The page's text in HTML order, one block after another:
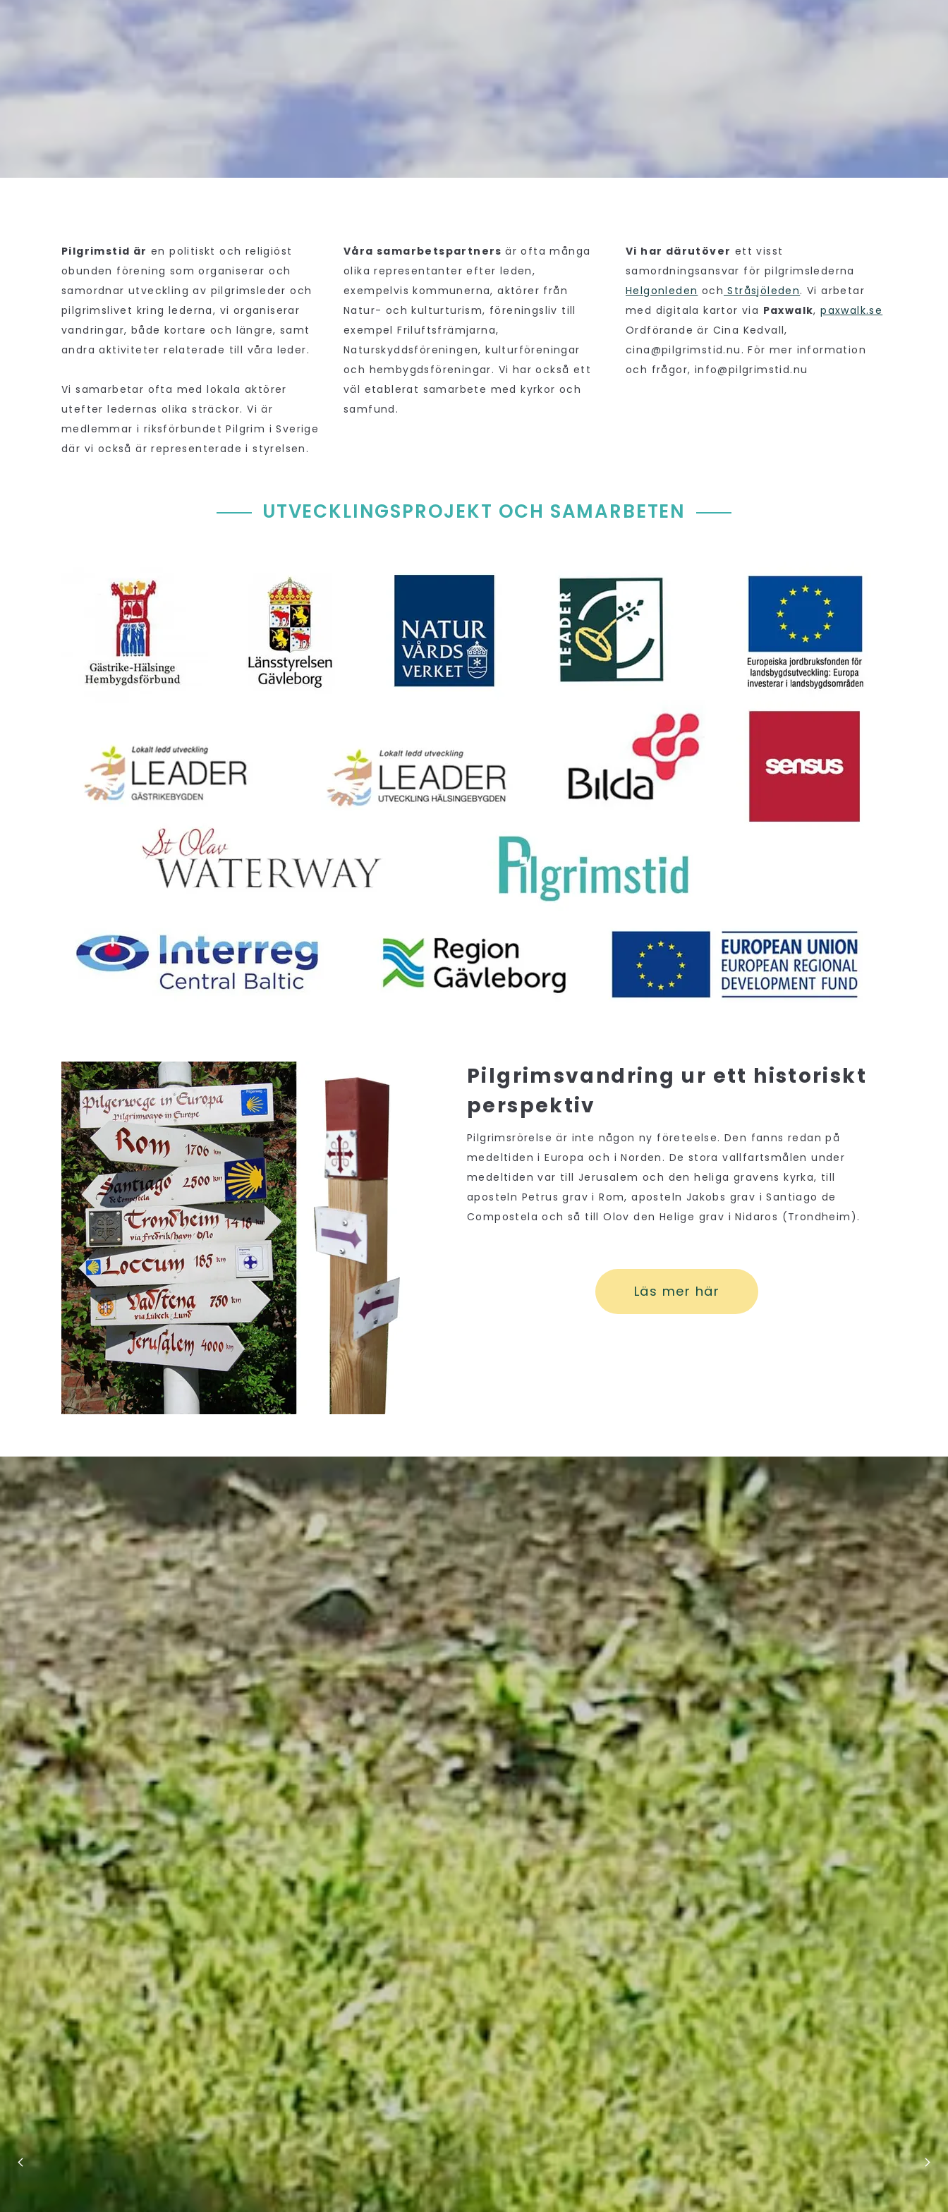
Pilgrimstid är en politiskt och religiöst
obunden förening som organiserar och
samordnar utveckling av pilgrimsleder och
pilgrimslivet kring lederna, vi organiserar
vandringar, både kortare och längre, samt
andra aktiviteter relaterade till våra leder.
Vi samarbetar ofta med lokala aktörer
utefter ledernas olika sträckor. Vi är
medlemmar i riksförbundet Pilgrim i Sverige
där vi också är representerade i styrelsen.
Våra samarbetspartnersär ofta många
olika representanter efter leden,
exempelvis kommunerna, aktörer från
Natur- och kulturturism, föreningsliv till
exempel Friluftsfrämjarna,
Naturskyddsföreningen, kulturföreningar
och hembygdsföreningar. Vi har också ett
väl etablerat samarbete med kyrkor och
samfund.
Vi har därutöver ett visst
samordningsansvar för pilgrimslederna
Helgonleden och Stråsjöleden. Vi arbetar
med digitala kartor via Paxwalk,paxwalk.se
Ordförande är Cina Kedvall,
cina@pilgrimstid.nu. För mer information
och frågor, info@pilgrimstid.nu
UTVECKLINGSPROJEKT OCH SAMARBETEN
Pilgrimsvandring ur ett historiskt
perspektiv
Pilgrimsrörelse är inte någon ny företeelse. Den fanns redan på
medeltiden i Europa och i Norden. De stora vallfartsmålen under
medeltiden var till Jerusalem och den heliga gravens kyrka, till
aposteln Petrus grav i Rom, aposteln Jakobs grav i Santiago de
Compostela och så till Olov den Helige grav i Nidaros (Trondheim).
Läs mer här